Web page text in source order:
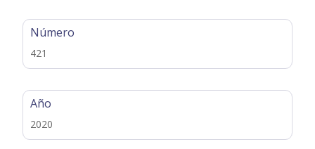
Número
421
Año
2020